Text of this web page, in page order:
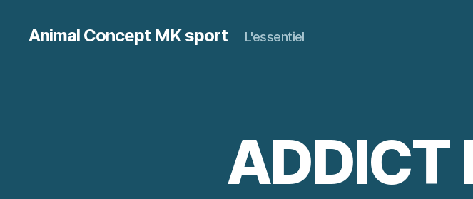
Animal Concept MK sport L'essentiel
ADDICT